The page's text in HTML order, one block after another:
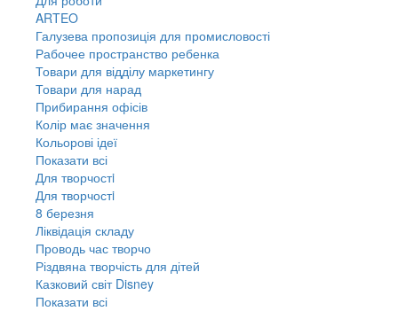
ARTEO
Галузева пропозиція для промисловості
Рабочее пространство ребенка
Товари для відділу маркетингу
Товари для нарад
Прибирання офісів
Колір має значення
Кольорові ідеї
Показати всі
Для творчостi
Для творчостi
8 березня
Ліквідація складу
Проводь час творчо
Різдвяна творчість для дітей
Казковий світ Disney
Показати всі